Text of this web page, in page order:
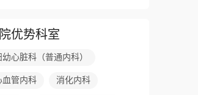
优势科室
幼心脏科（普通内科）
血管内科 消化内科